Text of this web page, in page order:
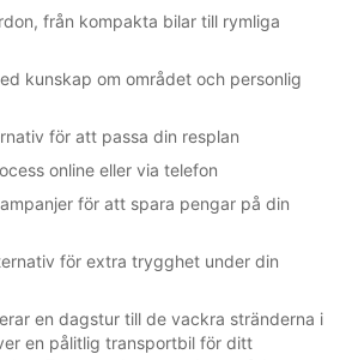
från kompakta bilar till rymliga
kunskap om området och personlig
för att passa din resplan
online eller via telefon
för att spara pengar på din
för extra trygghet under din
en dagstur till de vackra stränderna i
en pålitlig transportbil för ditt